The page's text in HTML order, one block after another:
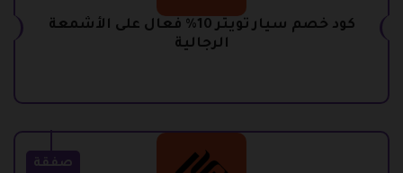
كود خصم سيار تويتر 10% فعال على الأشمعة
الرجالية
صفقة